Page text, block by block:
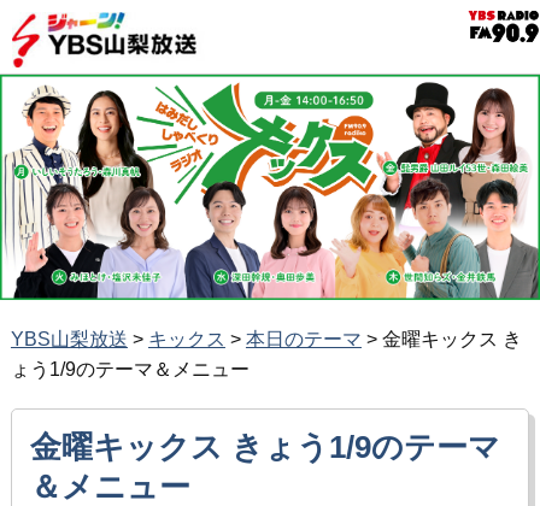
YBS山梨放送 > キックス > 本日のテーマ > 金曜キックス き
ょう1/9のテーマ＆メニュー
金曜キックス きょう1/9のテーマ
＆メニュー